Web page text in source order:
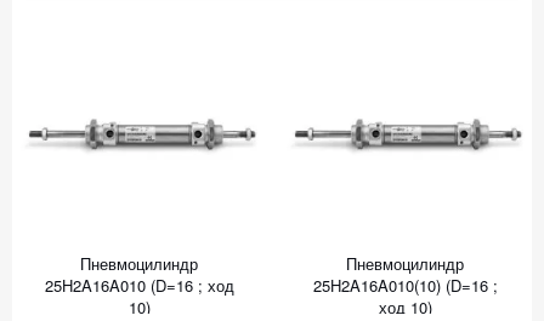
Пневмоцилиндр
25H2A16A010 (D=16 ; ход
10)
Пневмоцилиндр
25H2A16A010(10) (D=16 ;
ход 10)